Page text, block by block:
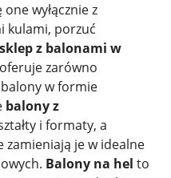
wyłącznie z
kulami, porzuć
sklep z balonami w
oferuje zarówno
w formie
balony z
i formaty, a
zamieniają je w idealne
Balony na hel to